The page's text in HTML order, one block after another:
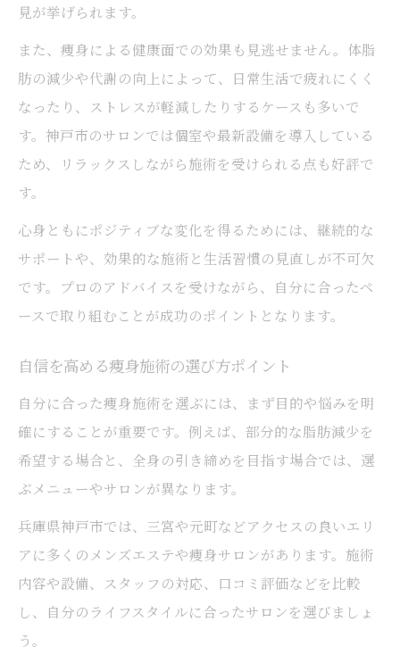
見が挙げられます。
また、痩身による健康面での効果も見逃せません。体脂
肪の減少や代謝の向上によって、日常生活で疲れにくく
なったり、ストレスが軽減したりするケースも多いで
す。神戸市のサロンでは個室や最新設備を導入している
ため、リラックスしながら施術を受けられる点も好評で
す。
心身ともにポジティブな変化を得るためには、継続的な
サポートや、効果的な施術と生活習慣の見直しが不可欠
です。プロのアドバイスを受けながら、自分に合ったペ
ースで取り組むことが成功のポイントとなります。
自信を高める痩身施術の選び方ポイント
自分に合った痩身施術を選ぶには、まず目的や悩みを明
確にすることが重要です。例えば、部分的な脂肪減少を
希望する場合と、全身の引き締めを目指す場合では、選
ぶメニューやサロンが異なります。
兵庫県神戸市では、三宮や元町などアクセスの良いエリ
アに多くのメンズエステや痩身サロンがあります。施術
内容や設備、スタッフの対応、口コミ評価などを比較
し、自分のライフスタイルに合ったサロンを選びましょ
う。